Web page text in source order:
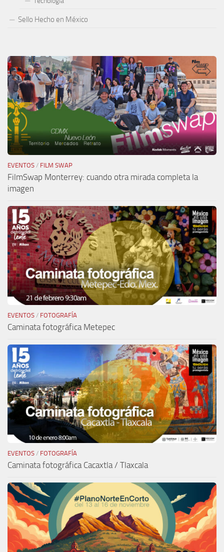
Sello Hecho en México
EVENTOS / FILM SWAP
FilmSwap Monterrey: cuando otra mirada completa la
imagen
EVENTOS / FOTOGRAFÍA
Caminata fotográfica Metepec
EVENTOS / FOTOGRAFÍA
Caminata fotográfica Cacaxtla / Tlaxcala